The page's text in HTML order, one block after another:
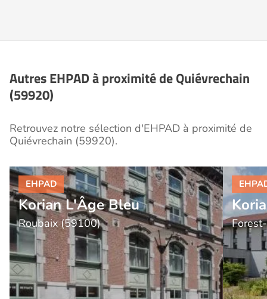
les coûts et les démarches administratives
Autres EHPAD à proximité de Quiévrechain
(59920)
Retrouvez notre sélection d'EHPAD à proximité de
Quiévrechain (59920).
Korian L'Âge Bleu
Roubaix (59100)